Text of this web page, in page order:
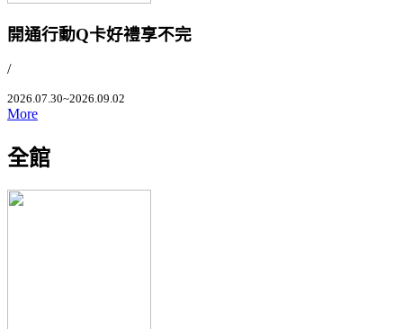
開通行動Q卡好禮享不完
/
2026.07.30~2026.09.02
More
全館